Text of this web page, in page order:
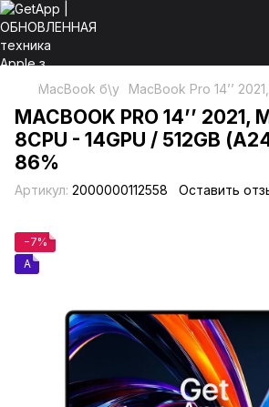
MacBook б\у MacBook Pro 14’’
MACBOOK PRO 14’’ 2021,
8CPU - 14GPU / 512GB
86%
Артикул: 2000000112558 Оставить
−7%
A